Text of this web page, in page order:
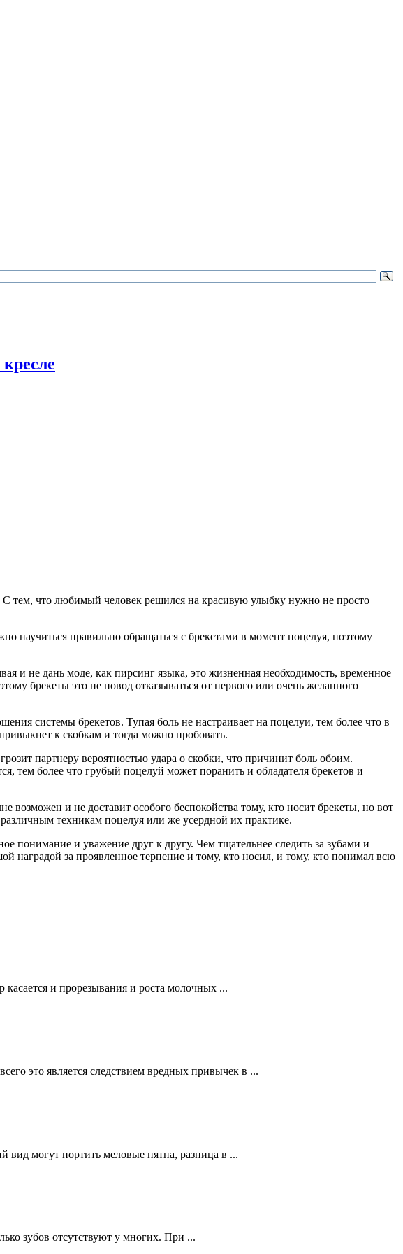
тем, что любимый человек решился на красивую улыбку нужно не просто
научиться правильно обращаться с брекетами в момент поцелуя, поэтому
и не дань моде, как пирсинг языка, это жизненная необходимость, временное
брекеты это не повод отказываться от первого или очень желанного
системы брекетов. Тупая боль не настраивает на поцелуи, тем более что в
к скобкам и тогда можно пробовать.
партнеру вероятностью удара о скобки, что причинит боль обоим.
тем более что грубый поцелуй может поранить и обладателя брекетов и
возможен и не доставит особого беспокойства тому, кто носит брекеты, но вот
техникам поцелуя или же усердной их практике.
понимание и уважение друг к другу. Чем тщательнее следить за зубами и
наградой за проявленное терпение и тому, кто носил, и тому, кто понимал всю
касается и прорезывания и роста молочных ...
это является следствием вредных привычек в ...
вид могут портить меловые пятна, разница в ...
зубов отсутствуют у многих. При ...